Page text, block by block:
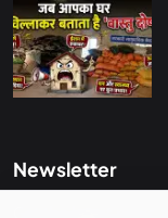
Newsletter